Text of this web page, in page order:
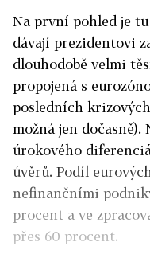
Na první pohled je
dávají prezidentovi
dlouhodobě velmi
propojená s
posledních
možná jen
úrokového
úvěrů. Podíl
nefinančními
procent a ve
přes 60 procent.